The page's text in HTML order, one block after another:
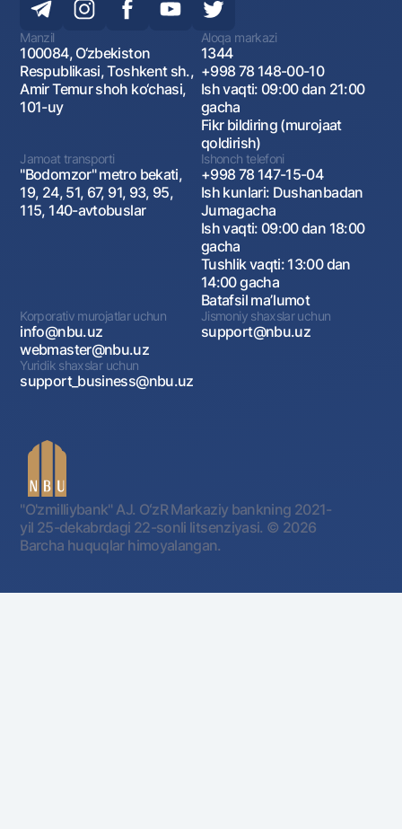
Manzil
100084, O‘zbekiston
Respublikasi, Toshkent sh.,
Amir Temur shoh ko‘chasi,
101-uy
Aloqa markazi
1344
+998 78 148-00-10
Ish vaqti: 09:00 dan 21:00
gacha
Fikr bildiring (murojaat
qoldirish)
Jamoat transporti
"Bodomzor" metro bekati,
19, 24, 51, 67, 91, 93, 95,
115, 140-avtobuslar
Ishonch telefoni
+998 78 147-15-04
Ish kunlari: Dushanbadan
Jumagacha
Ish vaqti: 09:00 dan 18:00
gacha
Tushlik vaqti: 13:00 dan
14:00 gacha
Batafsil maʼlumot
Korporativ murojatlar uchun
info@nbu.uz
webmaster@nbu.uz
Jismoniy shaxslar uchun
support@nbu.uz
Yuridik shaxslar uchun
support_business@nbu.uz
"O'zmilliybank" AJ. OʻzR Markaziy bankning 2021-
yil 25-dekabrdagi 22-sonli litsenziyasi. © 2026
Barcha huquqlar himoyalangan.